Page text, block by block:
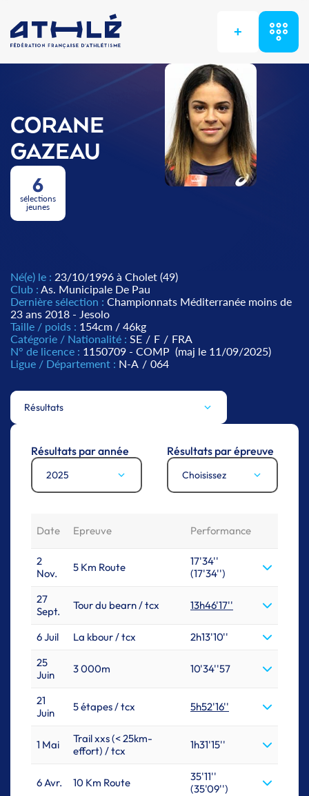
+
CORANE
GAZEAU
6
sélections
jeunes
Né(e) le : 23/10/1996 à Cholet (49)
Club : As. Municipale De Pau
Dernière sélection : Championnats Méditerranée moins de
23 ans 2018 - Jesolo
Taille / poids : 154cm / 46kg
Catégorie / Nationalité : SE / F / FRA
N° de licence : 1150709 - COMP (maj le 11/09/2025)
Ligue / Département : N-A / 064
Résultats
Résultats par année
2025
Résultats par épreuve
Choisissez
Date Epreuve Performance
2
Nov.
5 Km Route
17'34''
(17'34'')
27
Sept.
Tour du bearn / tcx 13h46'17''
6 Juil La kbour / tcx
2h13'10''
25
Juin
3 000m 10'34''57
21
Juin
5 étapes / tcx 5h52'16''
1 Mai
Trail xxs (< 25km-
effort) / tcx
1h31'15''
6 Avr. 10 Km Route
35'11''
(35'09'')